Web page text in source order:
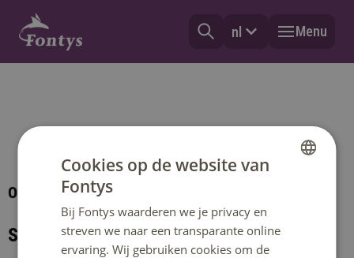
nl Menu
Onderzoeker Fontys Paramedisch
Saskia Tuinder
Cookies op de website van
Fontys
Bij Fontys waarderen we je privacy en
streven we naar een transparante online
ervaring. Wij gebruiken cookies om de